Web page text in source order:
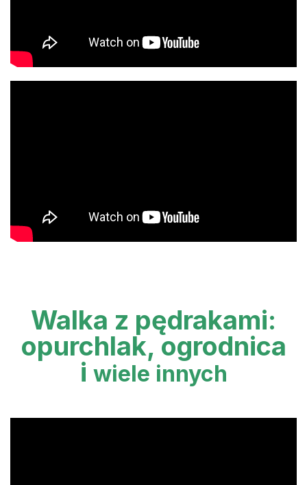
Walka z pędrakami:
opurchlak, ogrodnica
i wiele innych